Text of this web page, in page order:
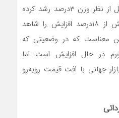
امسال نسبت به مهر سال‌قبل از نظر وزن ۳‌درصد رشد کرده
درحالی‌که از نظر ارزشی بیش از ۱۸‌درصد افزایش را شاهد
معناست که در وضعیتی که
در حال افزایش است اما
جهانی با افت قیمت روبه‌رو